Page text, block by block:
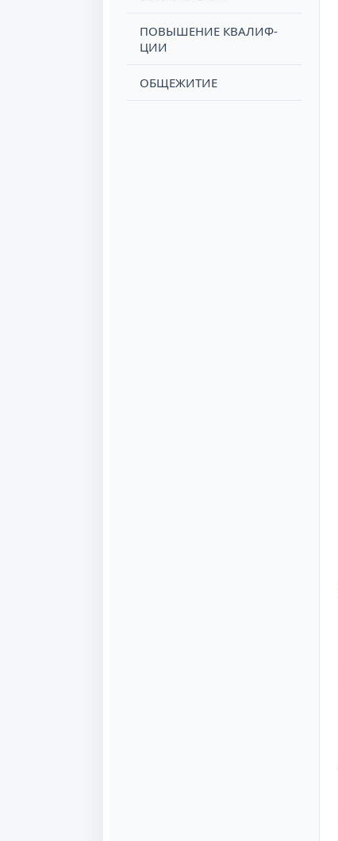
ПОВЫШЕНИЕ КВАЛИФ-
ЦИИ
ОБЩЕЖИТИЕ